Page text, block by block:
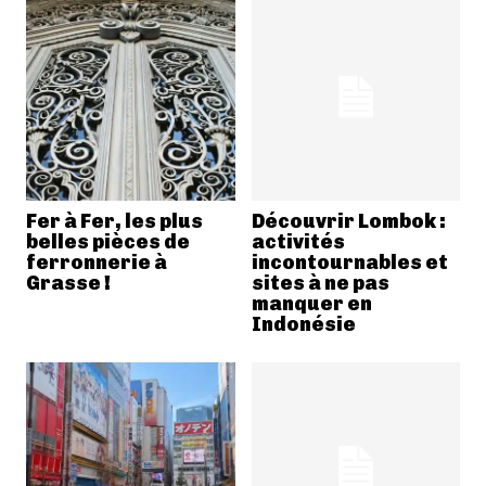
Fer à Fer, les plus
belles pièces de
ferronnerie à
Grasse !
Découvrir Lombok :
activités
incontournables et
sites à ne pas
manquer en
Indonésie